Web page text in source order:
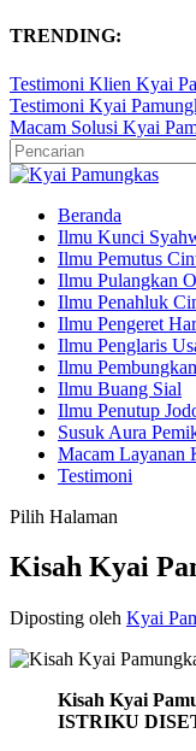
TRENDING:
Testimoni Klien Kyai
Testimoni Kyai
Macam Solusi Kyai
Beranda
Ilmu Kunci
Ilmu Pemutus
Ilmu Pulangkan
Ilmu Penahluk
Ilmu Pengeret
Ilmu Penglaris
Ilmu
Ilmu Buang Sial
Ilmu Penutup
Susuk Aura
Macam Layanan
Testimoni
Pilih Halaman
Kisah Kyai
Diposting oleh Kyai
Kisah Kyai
ISTRIKU